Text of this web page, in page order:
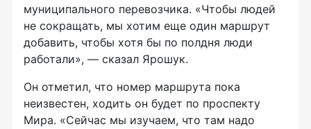
муниципального перевозчика. «Чтобы людей
не сокращать, мы хотим еще один маршрут
добавить, чтобы хотя бы по полдня люди
работали», — сказал Ярошук.
Он отметил, что номер маршрута пока
неизвестен, ходить он будет по проспекту
Мира. «Сейчас мы изучаем, что там надо